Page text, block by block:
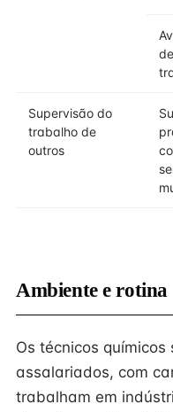
Supervisão do
trabalho de
outros
Ambiente e rotina
Os técnicos
assalariados, com
trabalham em